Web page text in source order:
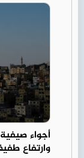
أجواء
وارتفاع